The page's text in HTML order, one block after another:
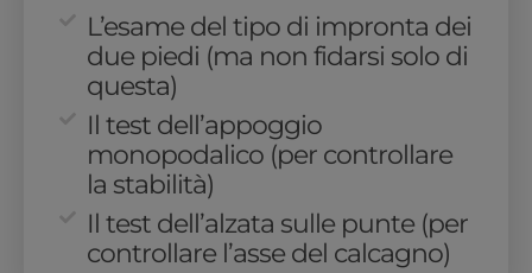
L’esame del tipo di impronta dei
due piedi (ma non fidarsi solo di
questa)
Il test dell’appoggio
monopodalico (per controllare
la stabilità)
Il test dell’alzata sulle punte (per
controllare l’asse del calcagno)